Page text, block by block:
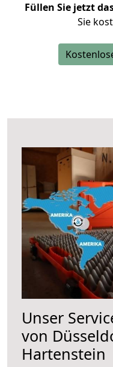
Füllen Sie jetzt
Sie
Unser
von
Hartenstein